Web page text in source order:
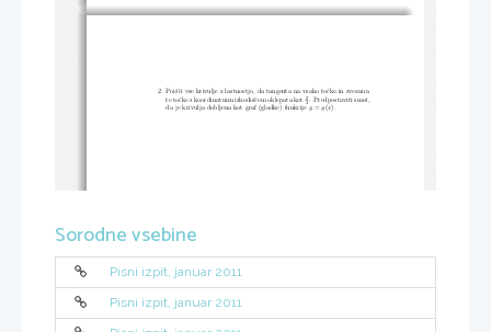
2. Poiˇsˇci vse krivulje z lastnostjo, da tangenta na vsako toˇcko in zveznica
te toˇcke s koordinatnim izhodiˇsˇcem oklepata kot π
4 . Predpostaviti smeˇs,
da je krivulja dobljena kot graf (gladke) funkcije y = y(x).
Sorodne vsebine
Pisni izpit, januar 2011
Pisni izpit, januar 2011